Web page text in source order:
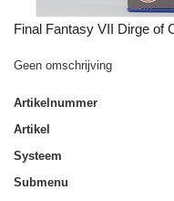
Final Fantasy VII Dirge of
Geen omschrijving
Artikelnummer
Artikel
Systeem
Submenu